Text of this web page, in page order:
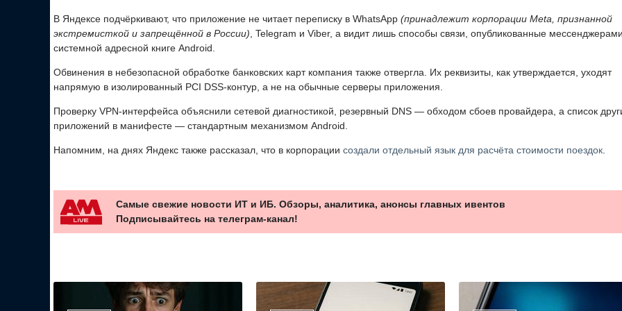
В Яндексе подчёркивают, что приложение не читает переписку в WhatsApp (принадлежит корпорации Meta, признанной
экстремисткой и запрещённой в России) , Telegram и Viber, а видит лишь способы связи, опубликованные
системной адресной книге Android.
Обвинения в небезопасной обработке банковских карт компания также отвергла. Их реквизиты, как утверждается, уходят
напрямую в изолированный PCI DSS-контур, а не на обычные серверы приложения.
Проверку VPN-интерфейса объяснили сетевой диагностикой, резервный DNS — обходом сбоев провайдера, а список
приложений в манифесте — стандартным механизмом Android.
Напомним, на днях Яндекс также рассказал, что в корпорации создали отдельный язык для расчёта стоимости поездок
Самые свежие новости ИТ и ИБ. Обзоры, аналитика, анонсы главных ивентов
Подписывайтесь на телеграм-канал!